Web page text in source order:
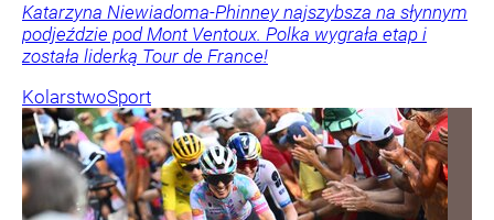
Katarzyna Niewiadoma-Phinney najszybsza na słynnym
podjeździe pod Mont Ventoux. Polka wygrała etap i
została liderką Tour de France!
KolarstwoSport